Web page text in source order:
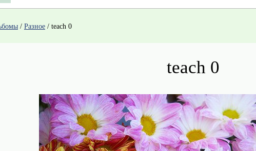
/ Разное / teach 0
teach 0